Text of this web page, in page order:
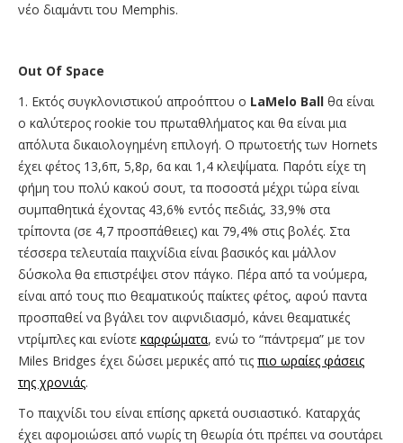
νέο διαμάντι του Memphis.
Out Of Space
1. Εκτός συγκλονιστικού απροόπτου ο LaMelo Ball θα είναι
ο καλύτερος rookie του πρωταθλήματος και θα είναι μια
απόλυτα δικαιολογημένη επιλογή. Ο πρωτοετής των Hornets
έχει φέτος 13,6π, 5,8ρ, 6α και 1,4 κλεψίματα. Παρότι είχε τη
φήμη του πολύ κακού σουτ, τα ποσοστά μέχρι τώρα είναι
συμπαθητικά έχοντας 43,6% εντός πεδιάς, 33,9% στα
τρίποντα (σε 4,7 προσπάθειες) και 79,4% στις βολές. Στα
τέσσερα τελευταία παιχνίδια είναι βασικός και μάλλον
δύσκολα θα επιστρέψει στον πάγκο. Πέρα από τα νούμερα,
είναι από τους πιο θεαματικούς παίκτες φέτος, αφού παντα
προσπαθεί να βγάλει τον αιφνιδιασμό, κάνει θεαματικές
ντρίμπλες και ενίοτε καρφώματα, ενώ το “πάντρεμα” με τον
Miles Bridges έχει δώσει μερικές από τις πιο ωραίες φάσεις
της χρονιάς.
Το παιχνίδι του είναι επίσης αρκετά ουσιαστικό. Καταρχάς
έχει αφομοιώσει από νωρίς τη θεωρία ότι πρέπει να σουτάρει